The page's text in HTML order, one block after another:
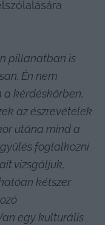
pillanatban is
Én nem
kérdéskörben,
az észrevételek
utána mind a
foglalkozni
vizsgáljuk,
kétszer
egy kulturális